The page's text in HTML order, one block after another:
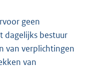
geen
dagelijks bestuur
van verplichtingen
van